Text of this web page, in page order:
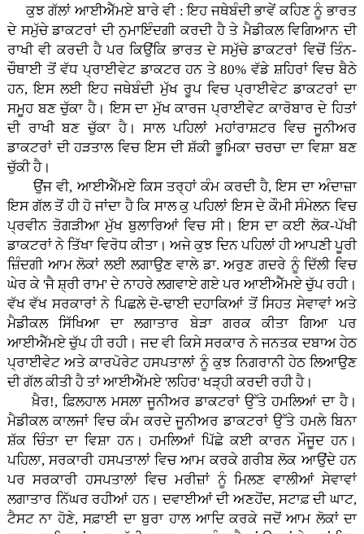
ਕੁਝ ਗੱਲਾਂ ਆਈਐੱਮਏ ਬਾਰੇ ਵੀ : ਇਹ ਜਥੇਬੰਦੀ ਭਾਵੇਂ ਕਹਿਣ ਨੂੰ ਭਾਰਤ
ਦੇ ਸਮੁੱਚੇ ਡਾਕਟਰਾਂ ਦੀ ਨੁਮਾਇੰਦਗੀ ਕਰਦੀ ਹੈ ਤੇ ਮੈਡੀਕਲ ਵਿਗਿਆਨ ਦੀ
ਰਾਖੀ ਵੀ ਕਰਦੀ ਹੈ ਪਰ ਕਿਉਂਕਿ ਭਾਰਤ ਦੇ ਸਮੁੱਚੇ ਡਾਕਟਰਾਂ ਵਿਚੋਂ ਤਿੰਨ-
ਚੌਥਾਈ ਤੋਂ ਵੱਧ ਪ੍ਰਾਈਵੇਟ ਡਾਕਟਰ ਹਨ ਤੇ 80% ਵੱਡੇ ਸ਼ਹਿਰਾਂ ਵਿਚ ਬੈਠੇ
ਹਨ, ਇਸ ਲਈ ਇਹ ਜਥੇਬੰਦੀ ਮੁੱਖ ਰੂਪ ਵਿਚ ਪ੍ਰਾਈਵੇਟ ਡਾਕਟਰਾਂ ਦਾ
ਸਮੂਹ ਬਣ ਚੁੱਕਾ ਹੈ। ਇਸ ਦਾ ਮੁੱਖ ਕਾਰਜ ਪ੍ਰਾਈਵੇਟ ਕਾਰੋਬਾਰ ਦੇ ਹਿਤਾਂ
ਦੀ ਰਾਖੀ ਬਣ ਚੁੱਕਾ ਹੈ। ਸਾਲ ਪਹਿਲਾਂ ਮਹਾਂਰਾਸ਼ਟਰ ਵਿਚ ਜੂਨੀਅਰ
ਡਾਕਟਰਾਂ ਦੀ ਹੜਤਾਲ ਵਿਚ ਇਸ ਦੀ ਸ਼ੱਕੀ ਭੂਮਿਕਾ ਚਰਚਾ ਦਾ ਵਿਸ਼ਾ ਬਣ
ਚੁੱਕੀ ਹੈ।
ਉਂਜ ਵੀ, ਆਈਐੱਮਏ ਕਿਸ ਤਰ੍ਹਾਂ ਕੰਮ ਕਰਦੀ ਹੈ, ਇਸ ਦਾ ਅੰਦਾਜ਼ਾ
ਇਸ ਗੱਲ ਤੋਂ ਹੀ ਹੋ ਜਾਂਦਾ ਹੈ ਕਿ ਸਾਲ ਕੁ ਪਹਿਲਾਂ ਇਸ ਦੇ ਕੌਮੀ ਸੰਮੇਲਨ ਵਿਚ
ਪ੍ਰਵੀਨ ਤੋਗੜੀਆ ਮੁੱਖ ਬੁਲਾਰਿਆਂ ਵਿਚ ਸੀ। ਇਸ ਦਾ ਕਈ ਲੋਕ-ਪੱਖੀ
ਡਾਕਟਰਾਂ ਨੇ ਤਿੱਖਾ ਵਿਰੋਧ ਕੀਤਾ। ਅਜੇ ਕੁਝ ਦਿਨ ਪਹਿਲਾਂ ਹੀ ਆਪਣੀ ਪੂਰੀ
ਜ਼ਿੰਦਗੀ ਆਮ ਲੋਕਾਂ ਲਈ ਲਗਾਉਣ ਵਾਲੇ ਡਾ. ਅਰੁਣ ਗਦਰੇ ਨੂੰ ਦਿੱਲੀ ਵਿਚ
ਘੇਰ ਕੇ 'ਜੈ ਸ਼੍ਰੀ ਰਾਮ' ਦੇ ਨਾਹਰੇ ਲਗਵਾਏ ਗਏ ਪਰ ਆਈਐੱਮਏ ਚੁੱਪ ਰਹੀ।
ਵੱਖ ਵੱਖ ਸਰਕਾਰਾਂ ਨੇ ਪਿਛਲੇ ਦੋ-ਢਾਈ ਦਹਾਕਿਆਂ ਤੋਂ ਸਿਹਤ ਸੇਵਾਵਾਂ ਅਤੇ
ਮੈਡੀਕਲ ਸਿੱਖਿਆ ਦਾ ਲਗਾਤਾਰ ਬੇੜਾ ਗਰਕ ਕੀਤਾ ਗਿਆ ਪਰ
ਆਈਐੱਮਏ ਚੁੱਪ ਹੀ ਰਹੀ। ਜਦ ਵੀ ਕਿਸੇ ਸਰਕਾਰ ਨੇ ਜਨਤਕ ਦਬਾਅ ਹੇਠ
ਪ੍ਰਾਈਵੇਟ ਅਤੇ ਕਾਰਪੋਰੇਟ ਹਸਪਤਾਲਾਂ ਨੂੰ ਕੁਝ ਨਿਗਰਾਨੀ ਹੇਠ ਲਿਆਉਣ
ਦੀ ਗੱਲ ਕੀਤੀ ਹੈ ਤਾਂ ਆਈਐੱਮਏ 'ਲਹਿਰ' ਖੜ੍ਹੀ ਕਰਦੀ ਰਹੀ ਹੈ।
ਖ਼ੈਰ!, ਫ਼ਿਲਹਾਲ ਮਸਲਾ ਜੂਨੀਅਰ ਡਾਕਟਰਾਂ ਉੱਤੇ ਹਮਲਿਆਂ ਦਾ ਹੈ।
ਮੈਡੀਕਲ ਕਾਲਜਾਂ ਵਿਚ ਕੰਮ ਕਰਦੇ ਜੂਨੀਅਰ ਡਾਕਟਰਾਂ ਉੱਤੇ ਹਮਲੇ ਬਿਨਾ
ਸ਼ੱਕ ਚਿੰਤਾ ਦਾ ਵਿਸ਼ਾ ਹਨ। ਹਮਲਿਆਂ ਪਿੱਛੇ ਕਈ ਕਾਰਨ ਮੌਜੂਦ ਹਨ।
ਪਹਿਲਾ, ਸਰਕਾਰੀ ਹਸਪਤਾਲਾਂ ਵਿਚ ਆਮ ਕਰਕੇ ਗਰੀਬ ਲੋਕ ਆਉਂਦੇ ਹਨ
ਪਰ ਸਰਕਾਰੀ ਹਸਪਤਾਲਾਂ ਵਿਚ ਮਰੀਜ਼ਾਂ ਨੂੰ ਮਿਲਣ ਵਾਲੀਆਂ ਸੇਵਾਵਾਂ
ਲਗਾਤਾਰ ਨਿੱਘਰ ਰਹੀਆਂ ਹਨ। ਦਵਾਈਆਂ ਦੀ ਅਣਹੋਂਦ, ਸਟਾਫ਼ ਦੀ ਘਾਟ,
ਟੈਸਟ ਨਾ ਹੋਣੇ, ਸਫ਼ਾਈ ਦਾ ਬੁਰਾ ਹਾਲ ਆਦਿ ਕਰਕੇ ਜਦੋਂ ਆਮ ਲੋਕਾਂ ਦਾ